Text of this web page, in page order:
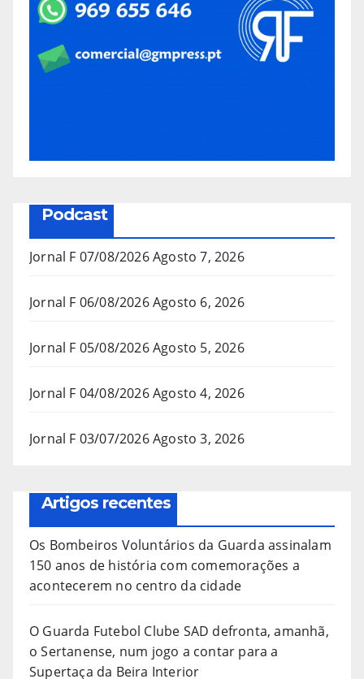
Podcast
Jornal F 07/08/2026Agosto 7, 2026
Jornal F 06/08/2026Agosto 6, 2026
Jornal F 05/08/2026Agosto 5, 2026
Jornal F 04/08/2026Agosto 4, 2026
Jornal F 03/07/2026Agosto 3, 2026
Artigos recentes
Os Bombeiros Voluntários da Guarda assinalam
150 anos de história com comemorações a
acontecerem no centro da cidade
O Guarda Futebol Clube SAD defronta, amanhã,
o Sertanense, num jogo a contar para a
Supertaça da Beira Interior